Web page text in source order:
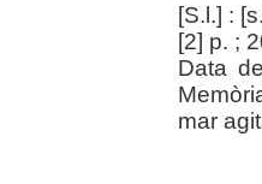
[S.l.] :
[2] p. ;
Data
mar